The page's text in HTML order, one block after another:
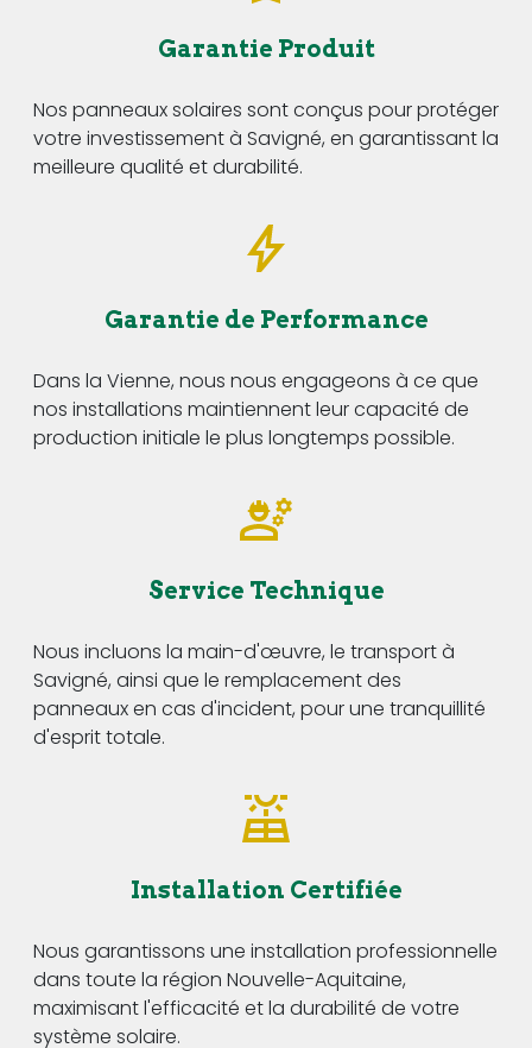
Garantie Produit
Nos panneaux solaires sont conçus pour protéger
votre investissement à Savigné, en garantissant la
meilleure qualité et durabilité.
Garantie de Performance
Dans la Vienne, nous nous engageons à ce que
nos installations maintiennent leur capacité de
production initiale le plus longtemps possible.
Service Technique
Nous incluons la main-d'œuvre, le transport à
Savigné, ainsi que le remplacement des
panneaux en cas d'incident, pour une tranquillité
d'esprit totale.
Installation Certifiée
Nous garantissons une installation professionnelle
dans toute la région Nouvelle-Aquitaine,
maximisant l'efficacité et la durabilité de votre
système solaire.